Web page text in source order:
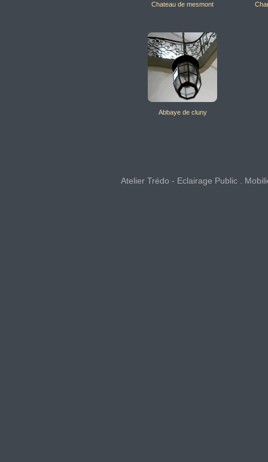
Chateau de mesmont
Abbaye de cluny
Atelier Trédo - Eclairage Public .